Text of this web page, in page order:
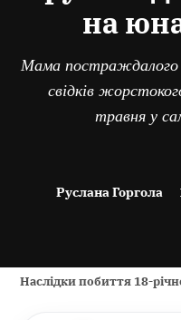
на
Мама постраждалого
свідків
травня у
Руслана Горгола
Наслідки побиття 18-